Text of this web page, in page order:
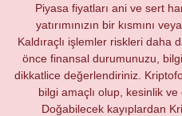
Piyasa fiyatları ani ve sert
yatırımınızın bir kısmını
Kaldıraçlı işlemler riskleri daha
önce finansal durumunuzu,
dikkatlice değerlendiriniz.
bilgi amaçlı olup, kesinlik
Doğabilecek kayıplardan